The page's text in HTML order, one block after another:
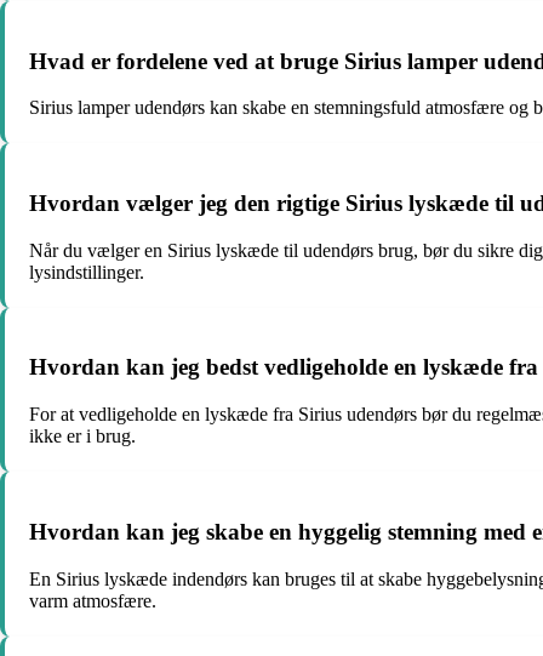
Hvad er fordelene ved at bruge Sirius lamper
Sirius lamper udendørs kan skabe en stemningsfuld atmosfære
Hvordan vælger jeg den rigtige Sirius lyskæde til
Når du vælger en Sirius lyskæde til udendørs brug, bør du sikre
lysindstillinger.
Hvordan kan jeg bedst vedligeholde en lyskæde
For at vedligeholde en lyskæde fra Sirius udendørs bør du
ikke er i brug.
Hvordan kan jeg skabe en hyggelig stemning med
En Sirius lyskæde indendørs kan bruges til at skabe
varm atmosfære.